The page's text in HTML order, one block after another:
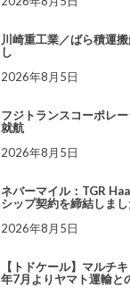
川崎重工業／ばら積運
し
2026年8月5日
フジトランスコーポレ
就航
2026年8月5日
ネバーマイル：TGR
シップ契約を締結しまし
2026年8月5日
【トドケール】マルチ
年7月よりヤマト運輸と